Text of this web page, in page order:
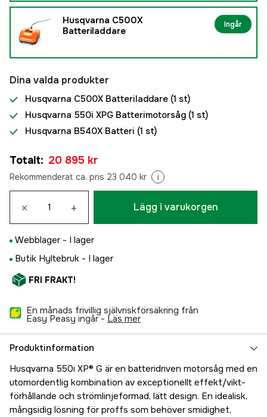
Husqvarna C500X
Batteriladdare
Ingår
Dina valda produkter
Husqvarna C500X Batteriladdare (1 st)
Husqvarna 550i XPG Batterimotorsåg (1 st)
Husqvarna B540X Batteri (1 st)
Totalt: 20 895 kr
Rekommenderat ca. pris 23 040 kr i
× + Lägg i varukorgen
Webblager - I lager
Butik Hyltebruk - I lager
FRI FRAKT!
En månads frivillig självriskförsäkring från
Easy Peasy ingår - läs mer
Produktinformation
Husqvarna 550i XP® G är en batteridriven motorsåg med en
utomordentlig kombination av exceptionellt effekt/vikt-
förhållande och strömlinjeformad, lätt design. En idealisk,
mångsidig lösning för proffs som behöver smidighet,